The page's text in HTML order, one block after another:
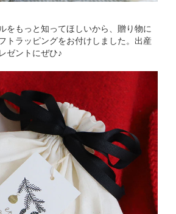
をもっと知ってほしいから、贈り物に
トラッピングをお付けしました。出産
ゼントにぜひ♪